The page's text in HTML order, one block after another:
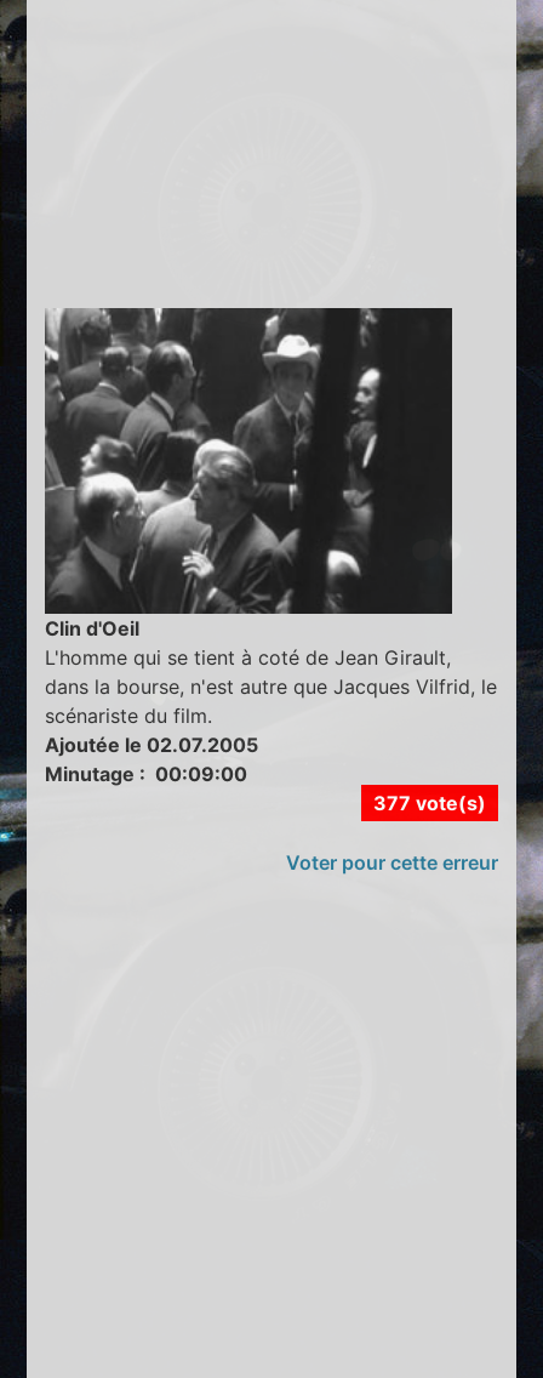
Clin d'Oeil
L'homme qui se tient à coté de Jean Girault,
dans la bourse, n'est autre que Jacques Vilfrid, le
scénariste du film.
Ajoutée le 02.07.2005
Minutage : 00:09:00
377 vote(s)
Voter pour cette erreur